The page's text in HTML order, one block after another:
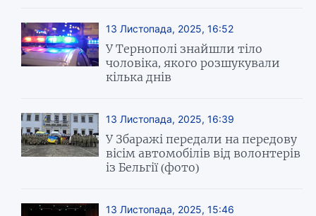
13 Листопада, 2025, 16:52
У Тернополі знайшли тіло
чоловіка, якого розшукували
кілька днів
13 Листопада, 2025, 16:39
У Збаражі передали на передову
вісім автомобілів від волонтерів
із Бельгії (фото)
13 Листопада, 2025, 15:46